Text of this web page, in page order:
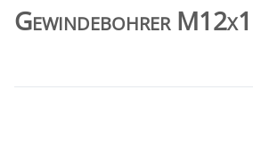
Gewindebohrer